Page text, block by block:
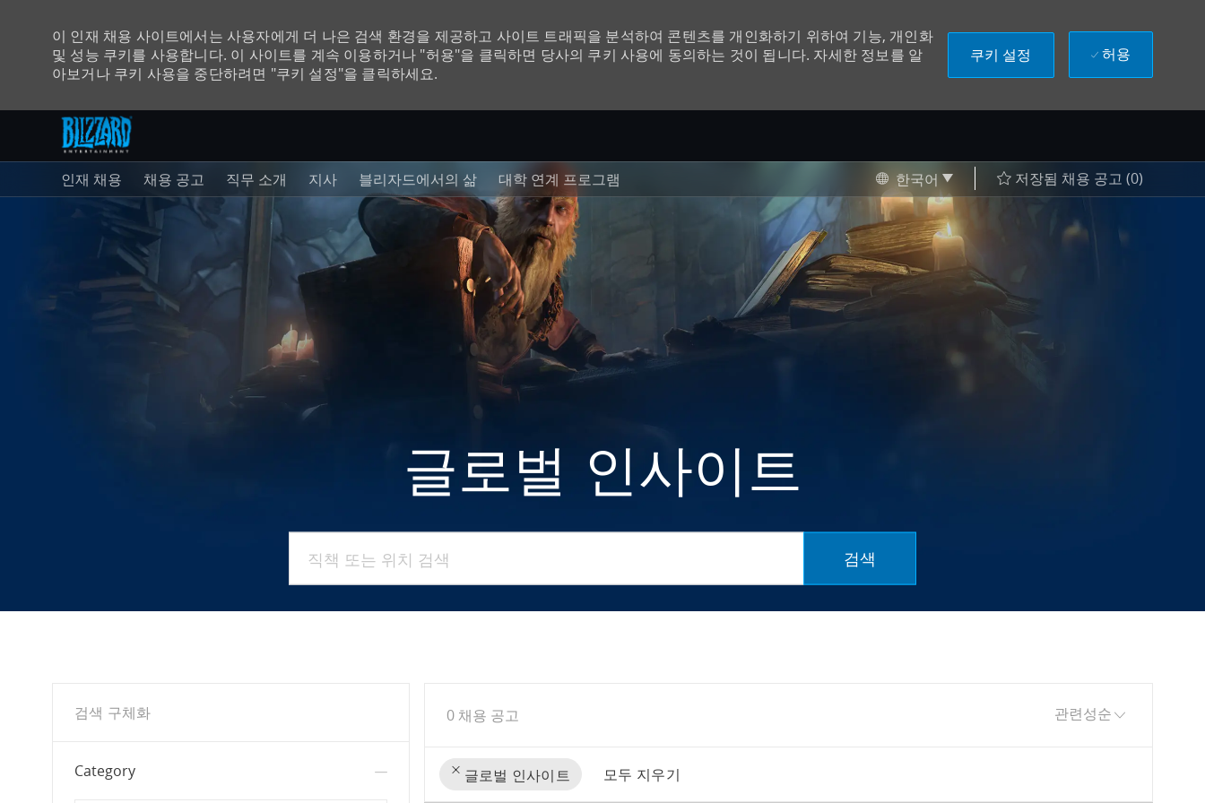
이 인재 채용 사이트에서는 사용자에게 더 나은 검색 환경을 제공하고 사이트 트래픽을 분석하여 콘텐츠를 개인화하기 위하여 기능, 개인화
및 성능 쿠키를 사용합니다. 이 사이트를 계속 이용하거나 "허용"을 클릭하면 당사의 쿠키 사용에 동의하는 것이 됩니다. 자세한 정보를 알
아보거나 쿠키 사용을 중단하려면 "쿠키 설정"을 클릭하세요.
쿠키 설정 허용
주 콘텐츠로 건너뛰기
인재 채용 채용 공고 직무 소개 지사 블리자드에서의 삶 대학 연계 프로그램 Language selected
Korean
한국어 저장됨 채용 공고 (0)
글로벌 인사이트
직책 또는 위치 검색
검색
검색 구체화
Category
0 채용 공고 정렬 기준
글로벌 인사이트
모두 지우기